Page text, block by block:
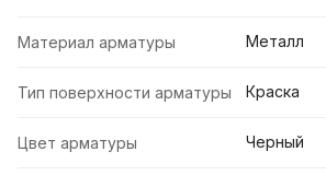
Материал арматуры Металл
Тип поверхности арматуры Краска
Цвет арматуры Черный